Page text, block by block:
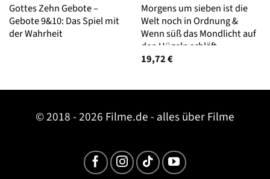
Gottes Zehn Gebote –
Gebote 9&10: Das Spiel mit
der Wahrheit
Morgens um sieben ist die
Welt noch in Ordnung &
Wenn süß das Mondlicht auf
den Hügeln schläft –
Doppelbox (Filmjuwelen)
19,72€
© 2018 - 2026 Filme.de - alles über Filme